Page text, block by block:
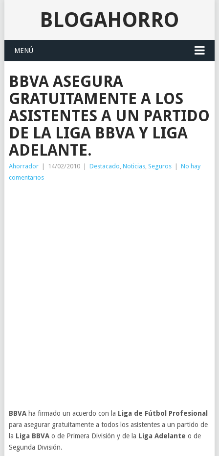
BLOGAHORRO
MENÚ
BBVA ASEGURA
GRATUITAMENTE A LOS
ASISTENTES A UN PARTIDO
DE LA LIGA BBVA Y LIGA
ADELANTE.
Ahorrador 14/02/2010 Destacado, Noticias, Seguros
No hay
comentarios
BBVAha firmado un acuerdo con la Liga de Fútbol Profesional
para asegurar gratuitamente a todos los asistentes a un partido de
la Liga BBVAo de Primera División y de la Liga Adelante o de
Segunda División.